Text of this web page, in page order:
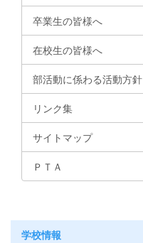
卒業生の皆様へ
在校生の皆様へ
部活動に係わる活動方針
リンク集
サイトマップ
ＰＴＡ
学校情報